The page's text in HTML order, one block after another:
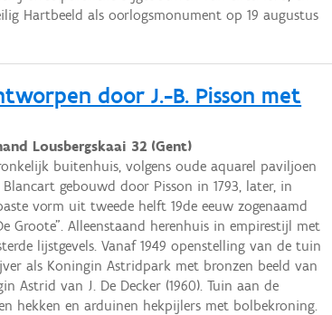
Hartbeeld als oorlogsmonument op 19 augustus
door J.-B. Pisson met
Lousbergskaai 32 (Gent)
buitenhuis, volgens oude aquarel paviljoen
Blancart gebouwd door Pisson in 1793, later, in
vorm uit tweede helft 19de eeuw zogenaamd
Groote". Alleenstaand herenhuis in empirestijl met
lijstgevels. Vanaf 1949 openstelling van de tuin
als Koningin Astridpark met bronzen beeld van
Astrid van J. De Decker (1960). Tuin aan de
hekken en arduinen hekpijlers met bolbekroning.